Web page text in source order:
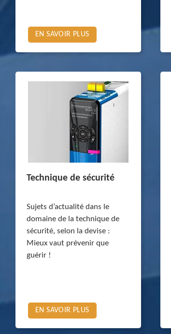
EN SAVOIR PLUS
Technique de sécurité
Sujets d’actualité dans le
domaine de la technique de
sécurité, selon la devise :
Mieux vaut prévenir que
guérir !
EN SAVOIR PLUS